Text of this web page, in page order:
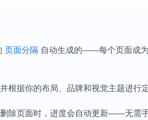
页面分隔 自动生成的——每个页面成
根据你的布局、品牌和视觉主题进行定
除页面时，进度会自动更新——无需手